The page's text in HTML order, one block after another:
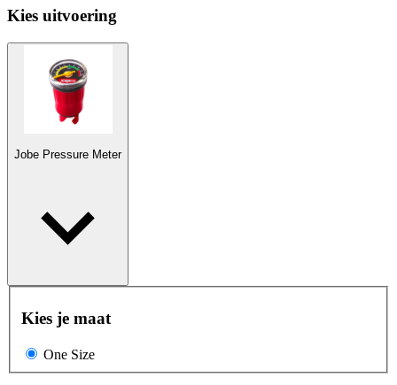
Kies uitvoering
Jobe Pressure Meter
Kies je maat
One Size